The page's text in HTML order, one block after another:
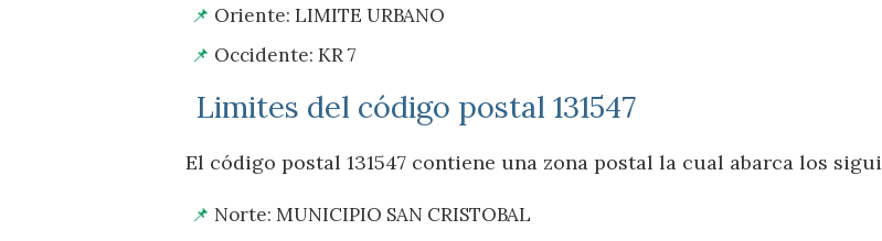
Oriente: LIMITE URBANO
Occidente: KR 7
Limites del código postal 131547
El código postal 131547 contiene una zona postal la cual abarca los
Norte: MUNICIPIO SAN CRISTOBAL